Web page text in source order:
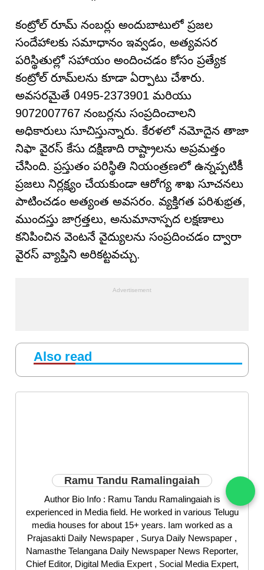
కంట్రోల్ రూమ్ నంబర్లు అందుబాటులో ప్రజల
సందేహాలకు సమాధానం ఇవ్వడం, అత్యవసర
పరిస్థితుల్లో సహాయం అందించడం కోసం ప్రత్యేక
కంట్రోల్ రూమ్‌లను కూడా ఏర్పాటు చేశారు.
అవసరమైతే 0495-2373901 మరియు
9072007767 నంబర్లను సంప్రదించాలని
అధికారులు సూచిస్తున్నారు. కేరళలో నమోదైన తాజా
నిఫా వైరస్ కేసు దక్షిణాది రాష్ట్రాలను అప్రమత్తం
చేసింది. ప్రస్తుతం పరిస్థితి నియంత్రణలో ఉన్నప్పటికీ
ప్రజలు నిర్లక్ష్యం చేయకుండా ఆరోగ్య శాఖ సూచనలు
పాటించడం అత్యంత అవసరం. వ్యక్తిగత పరిశుభ్రత,
ముందస్తు జాగ్రత్తలు, అనుమానాస్పద లక్షణాలు
కనిపించిన వెంటనే వైద్యులను సంప్రదించడం ద్వారా
వైరస్ వ్యాప్తిని అరికట్టవచ్చు.
Also read
Ramu Tandu Ramalingaiah
Author Bio Info : Ramu Tandu Ramalingaiah is
experienced in Media field. He worked in various Telugu
media houses for about 15+ years. Iam worked as a
Prajasakti Daily Newspaper , Surya Daily Newspaper ,
Namasthe Telangana Daily Newspaper News Reporter,
Chief Editor, Digital Media Expert , Social Media Expert,